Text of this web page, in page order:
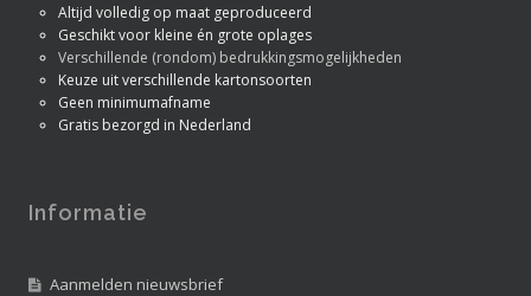
Altijd volledig op maat geproduceerd
Geschikt voor kleine én grote oplages
Verschillende (rondom) bedrukkingsmogelijkheden
Keuze uit verschillende kartonsoorten
Geen minimumafname
Gratis bezorgd in Nederland
Informatie
Aanmelden nieuwsbrief